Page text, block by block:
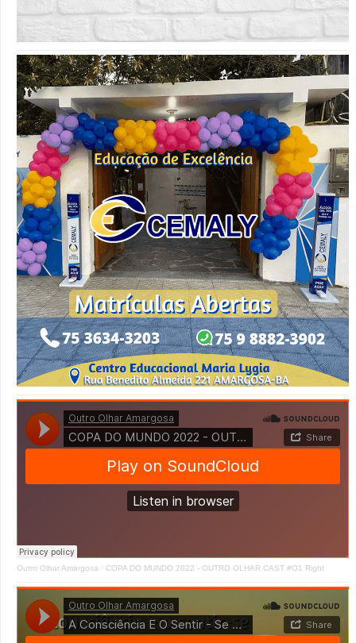
Outro Olhar Amargosa · COPA DO MUNDO 2022 - OUTRO OLHAR CAST #O1 Right